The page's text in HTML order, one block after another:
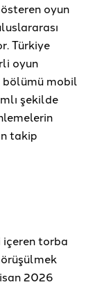
oyun
Türkiye
oyun
bölümü mobil
şekilde
takip
içeren torba
2026